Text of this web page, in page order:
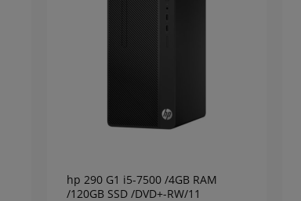
hp 290 G1 i5-7500 /4GB RAM
/120GB SSD /DVD+-RW/11
do koszyka